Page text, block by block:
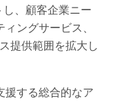
、顧客企業ニー
ングサービス、
提供範囲を拡大し
援する総合的なア